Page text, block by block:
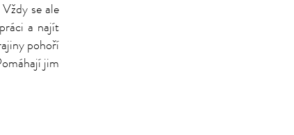
se ale
a najít
pohoří
jim